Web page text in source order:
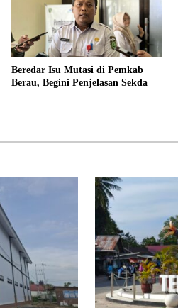
Beredar Isu Mutasi di Pemkab
Berau, Begini Penjelasan Sekda